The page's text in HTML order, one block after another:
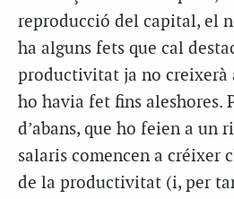
reproducció del capital, el
ha alguns fets que cal
productivitat ja no creixerà
ho havia fet fins aleshores.
d’abans, que ho feien a un
salaris comencen a créixer
de la productivitat (i, per